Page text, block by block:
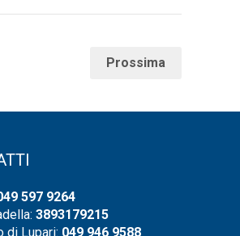
Prossima
597 9264
3893179215
di Lupari: 049 946 9588